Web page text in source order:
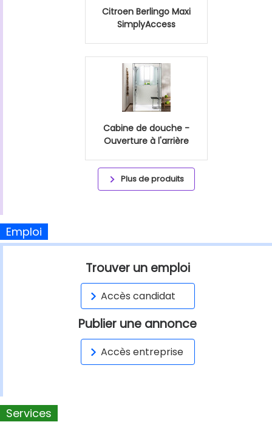
Citroen Berlingo Maxi
SimplyAccess
Cabine de douche -
Ouverture à l'arrière
Plus de produits
Emploi
Trouver un emploi
Accès candidat
Publier une annonce
Accès entreprise
Services